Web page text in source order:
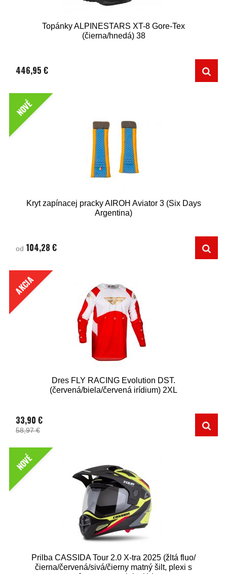
Topánky ALPINESTARS XT-8 Gore-Tex
(čierna/hnedá) 38
446,95 €
NOVÉ
Kryt zapínacej pracky AIROH Aviator 3 (Six Days
Argentina)
od 104,28 €
AKCIA
Dres FLY RACING Evolution DST.
(červená/biela/červená irídium) 2XL
33,90 €
58,97 €
NOVÉ
Prilba CASSIDA Tour 2.0 X-tra 2025 (žltá fluo/
čierna/červená/sivá/čierny matný šilt, plexi s